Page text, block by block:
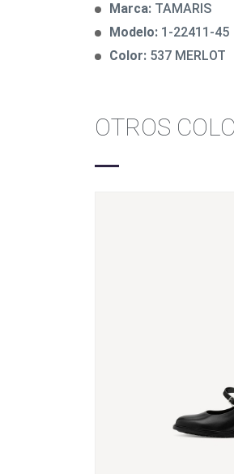
Marca: TAMARIS
Modelo: 1-22411-45
Color: 537 MERLOT
OTROS